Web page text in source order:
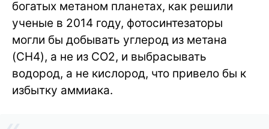
богатых метаном планетах, как решили
ученые в 2014 году, фотосинтезаторы
могли бы добывать углерод из метана
(CH4), а не из CO2, и выбрасывать
водород, а не кислород, что привело бы к
избытку аммиака.